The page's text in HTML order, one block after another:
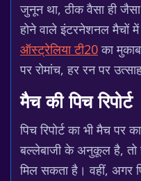
जुनून था, ठीक वैसा ही
होने वाले इंटरनेशनल मैचों
ऑस्ट्रेलिया टी20का
पर रोमांच, हर रन पर
मैच की पिच रिपोर्ट
पिच रिपोर्ट का भी मैच
बल्लेबाजी के अनुकूल है, तो
मिल सकता है। वहीं, अगर